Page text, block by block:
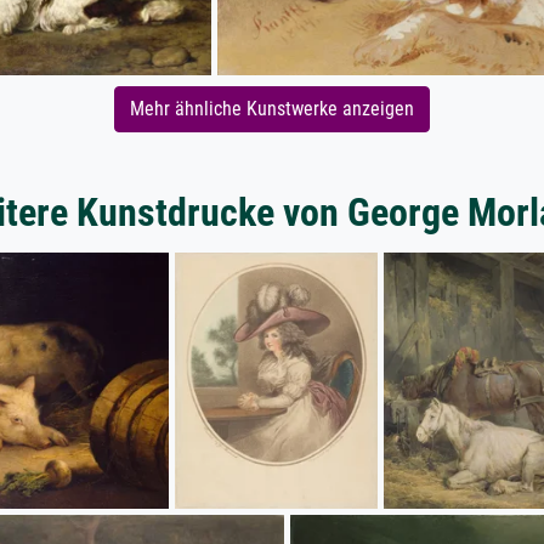
Mehr ähnliche Kunstwerke anzeigen
Kunstdrucke von George